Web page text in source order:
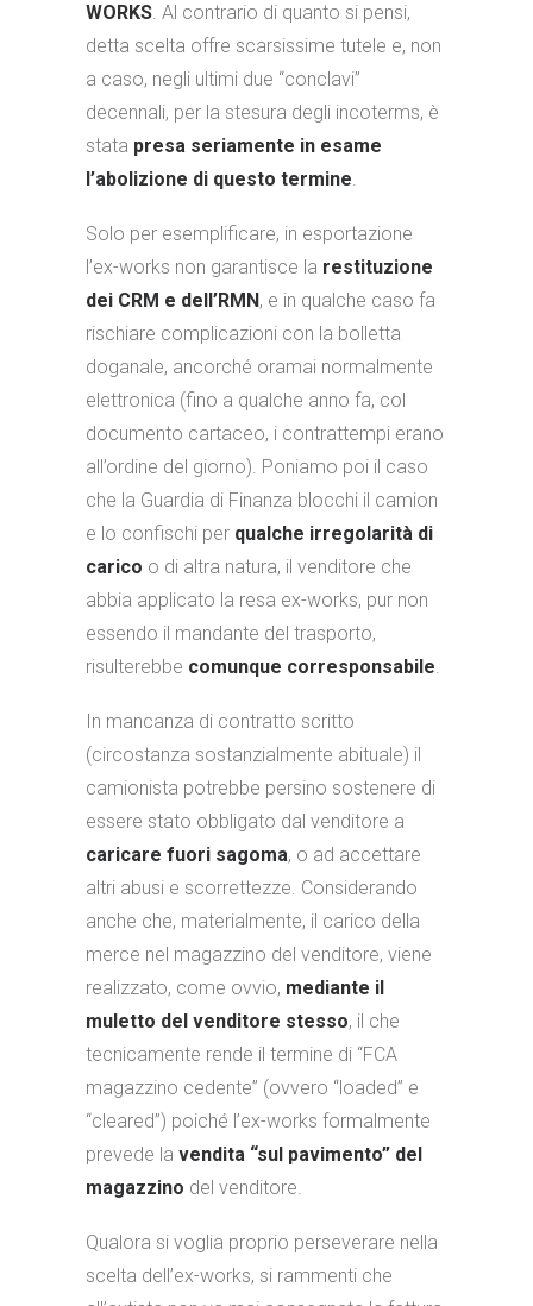
WORKS. Al contrario di quanto si pensi,
detta scelta offre scarsissime tutele e, non
a caso, negli ultimi due “conclavi”
decennali, per la stesura degli incoterms, è
stata presa seriamente in esame
l’abolizione di questo termine.
Solo per esemplificare, in esportazione
l’ex-works non garantisce la restituzione
dei CRM e dell’RMN, e in qualche caso fa
rischiare complicazioni con la bolletta
doganale, ancorché oramai normalmente
elettronica (fino a qualche anno fa, col
documento cartaceo, i contrattempi erano
all’ordine del giorno). Poniamo poi il caso
che la Guardia di Finanza blocchi il camion
e lo confischi per qualche irregolarità di
carico o di altra natura, il venditore che
abbia applicato la resa ex-works, pur non
essendo il mandante del trasporto,
risulterebbe comunque corresponsabile.
In mancanza di contratto scritto
(circostanza sostanzialmente abituale) il
camionista potrebbe persino sostenere di
essere stato obbligato dal venditore a
caricare fuori sagoma, o ad accettare
altri abusi e scorrettezze. Considerando
anche che, materialmente, il carico della
merce nel magazzino del venditore, viene
realizzato, come ovvio, mediante il
muletto del venditore stesso, il che
tecnicamente rende il termine di “FCA
magazzino cedente” (ovvero “loaded” e
“cleared”) poiché l’ex-works formalmente
prevede la vendita “sul pavimento” del
magazzino del venditore.
Qualora si voglia proprio perseverare nella
scelta dell’ex-works, si rammenti che